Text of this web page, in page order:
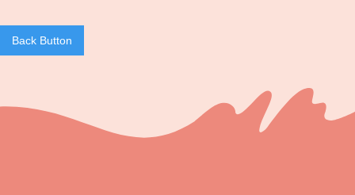
Back Button